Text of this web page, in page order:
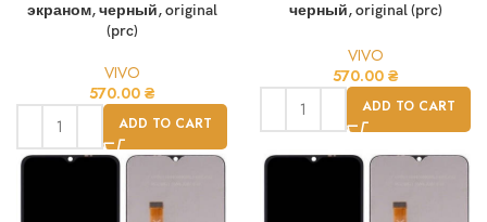
экраном, черный, original
(prc)
VIVO
570.00 ₴
ADD TO CART
черный, original (prc)
VIVO
570.00 ₴
ADD TO CART